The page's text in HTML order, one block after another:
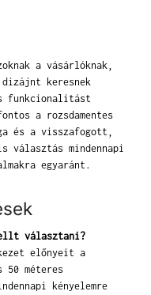
a vásárlóknak,
keresnek
funkcionalitást
a rozsdamentes
és a visszafogott,
választás mindennapi
egyaránt.
választani?
előnyeit a
50 méteres
kényelemre